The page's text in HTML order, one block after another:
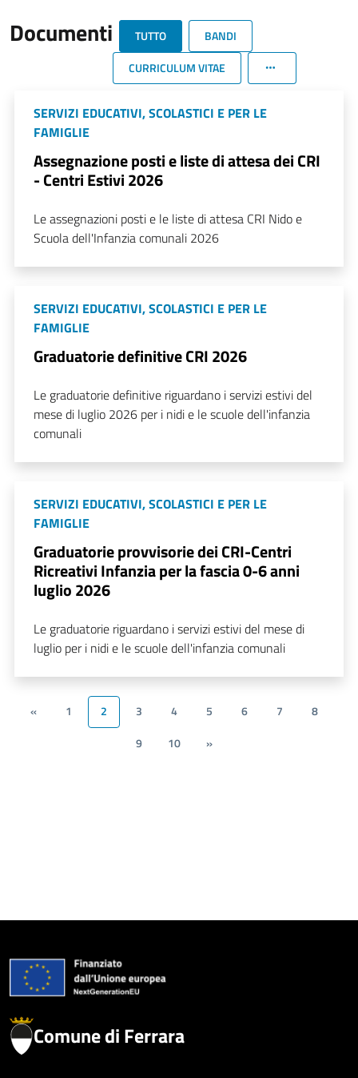
Documenti TUTTO
BANDI
CURRICULUM VITAE
SERVIZI EDUCATIVI, SCOLASTICI E PER LE
FAMIGLIE
Assegnazione posti e liste di attesa dei CRI
- Centri Estivi 2026
Le assegnazioni posti e le liste di attesa CRI Nido e
Scuola dell'Infanzia comunali 2026
SERVIZI EDUCATIVI, SCOLASTICI E PER LE
FAMIGLIE
Graduatorie definitive CRI 2026
Le graduatorie definitive riguardano i servizi estivi del
mese di luglio 2026 per i nidi e le scuole dell'infanzia
comunali
SERVIZI EDUCATIVI, SCOLASTICI E PER LE
FAMIGLIE
Graduatorie provvisorie dei CRI-Centri
Ricreativi Infanzia per la fascia 0-6 anni
luglio 2026
Le graduatorie riguardano i servizi estivi del mese di
luglio per i nidi e le scuole dell'infanzia comunali
« 1 2 3 4 5 6 7
8
9
10 »
Comune di Ferrara